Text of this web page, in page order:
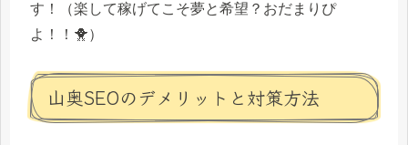
す！（楽して稼げてこそ夢と希望？おだまりぴ
よ！！🐥）
山奥SEOのデメリットと対策方法